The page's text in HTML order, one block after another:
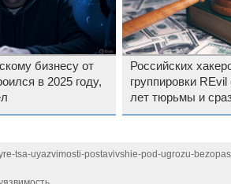
бизнесу от
в 2025 году,
Российских
группировки
лет тюрьмы и
освободили
tsa-uyazvimosti-postavivshie-pod-ugrozu-